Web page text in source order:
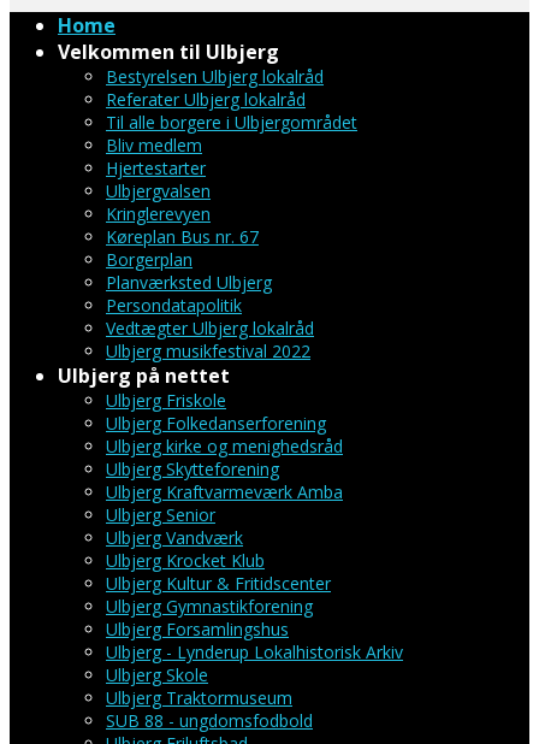
Home
Velkommen til Ulbjerg
Bestyrelsen Ulbjerg lokalråd
Referater Ulbjerg lokalråd
Til alle borgere i Ulbjergområdet
Bliv medlem
Hjertestarter
Ulbjergvalsen
Kringlerevyen
Køreplan Bus nr. 67
Borgerplan
Planværksted Ulbjerg
Persondatapolitik
Vedtægter Ulbjerg lokalråd
Ulbjerg musikfestival 2022
Ulbjerg på nettet
Ulbjerg Friskole
Ulbjerg Folkedanserforening
Ulbjerg kirke og menighedsråd
Ulbjerg Skytteforening
Ulbjerg Kraftvarmeværk Amba
Ulbjerg Senior
Ulbjerg Vandværk
Ulbjerg Krocket Klub
Ulbjerg Kultur & Fritidscenter
Ulbjerg Gymnastikforening
Ulbjerg Forsamlingshus
Ulbjerg - Lynderup Lokalhistorisk Arkiv
Ulbjerg Skole
Ulbjerg Traktormuseum
SUB 88 - ungdomsfodbold